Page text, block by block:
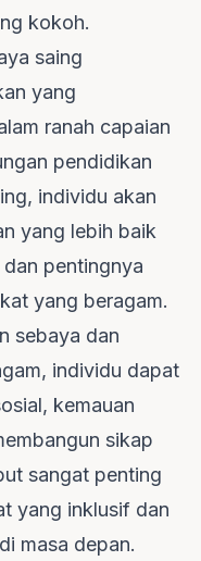
kokoh.
saing
yang
ranah capaian
pendidikan
individu akan
yang lebih baik
pentingnya
yang beragam.
sebaya dan
individu dapat
kemauan
sikap
sangat penting
yang inklusif dan
masa depan.